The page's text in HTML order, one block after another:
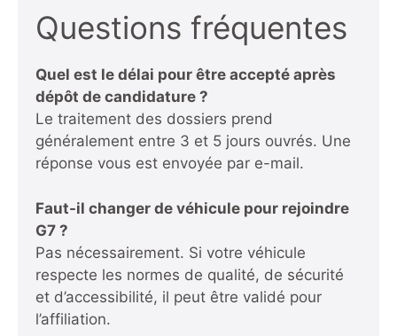
Questions fréquentes
Quel est le délai pour être accepté après
dépôt de candidature ?
Le traitement des dossiers prend
généralement entre 3 et 5 jours ouvrés. Une
réponse vous est envoyée par e-mail.
Faut-il changer de véhicule pour rejoindre
G7 ?
Pas nécessairement. Si votre véhicule
respecte les normes de qualité, de sécurité
et d’accessibilité, il peut être validé pour
l’affiliation.